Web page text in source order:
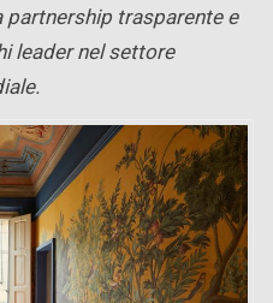
trasparente e
leader nel settore